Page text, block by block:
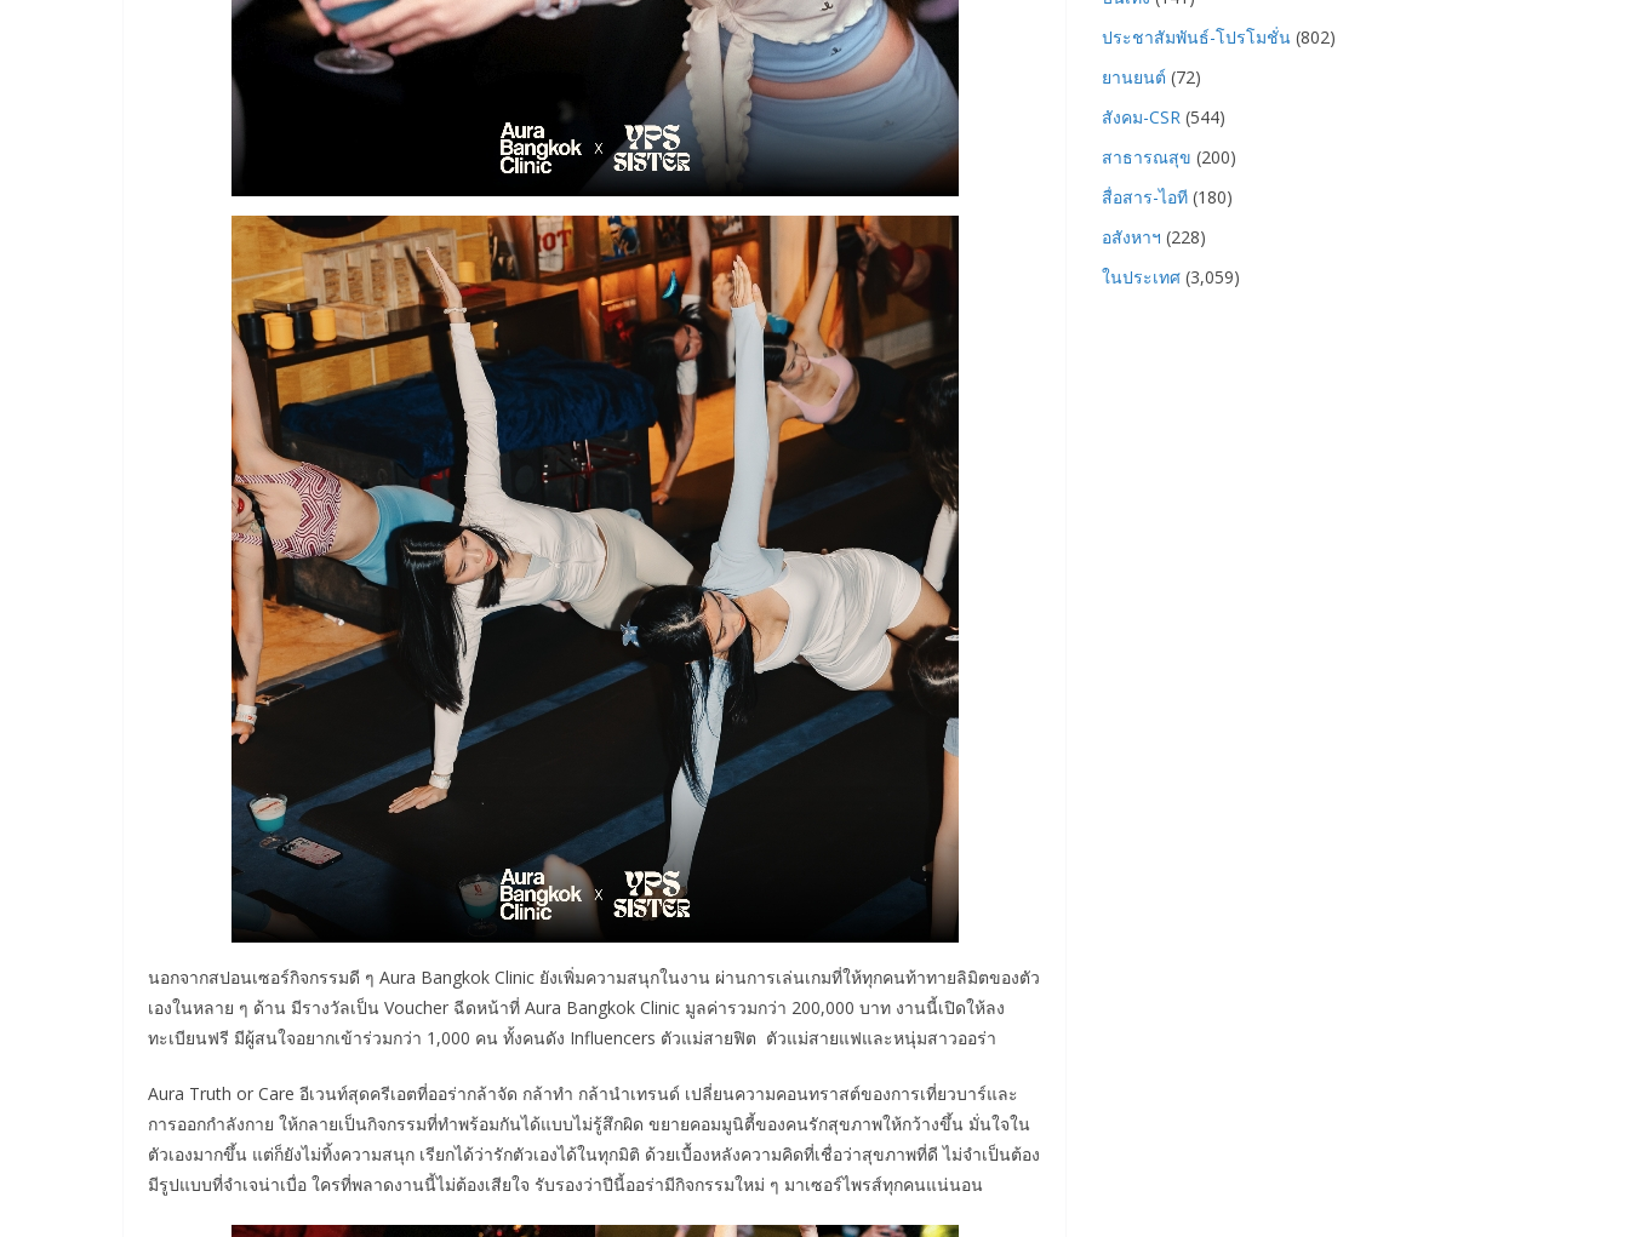
นอกจากสปอนเซอร์กิจกรรมดี ๆ Aura Bangkok Clinic ยังเพิ่มความสนุกในงาน ผ่านการเล่นเกมที่ให้ทุกคนท้าทายลิมิตของตัว
เองในหลาย ๆ ด้าน มีรางวัลเป็น Voucher ฉีดหน้าที่ Aura Bangkok Clinic มูลค่ารวมกว่า 200,000 บาท งานนี้เปิดให้ลง
ทะเบียนฟรี มีผู้สนใจอยากเข้าร่วมกว่า 1,000 คน ทั้งคนดัง Influencers ตัวแม่สายฟิต ตัวแม่สายแฟและหนุ่มสาวออร่า
Aura Truth or Care อีเวนท์สุดครีเอตที่ออร่ากล้าจัด กล้าทำ กล้านำเทรนด์ เปลี่ยนความคอนทราสต์ของการเที่ยวบาร์และ
การออกกำลังกาย ให้กลายเป็นกิจกรรมที่ทำพร้อมกันได้แบบไม่รู้สึกผิด ขยายคอมมูนิตี้ของคนรักสุขภาพให้กว้างขึ้น มั่นใจใน
ตัวเองมากขึ้น แต่ก็ยังไม่ทิ้งความสนุก เรียกได้ว่ารักตัวเองได้ในทุกมิติ ด้วยเบื้องหลังความคิดที่เชื่อว่าสุขภาพที่ดี ไม่จำเป็นต้อง
มีรูปแบบที่จำเจน่าเบื่อ ใครที่พลาดงานนี้ไม่ต้องเสียใจ รับรองว่าปีนี้ออร่ามีกิจกรรมใหม่ ๆ มาเซอร์ไพรส์ทุกคนแน่นอน
ประชาสัมพันธ์-โปรโมชั่น (802)
ยานยนต์ (72)
สังคม-CSR (544)
สาธารณสุข (200)
สื่อสาร-ไอที (180)
อสังหาฯ (228)
ในประเทศ (3,059)